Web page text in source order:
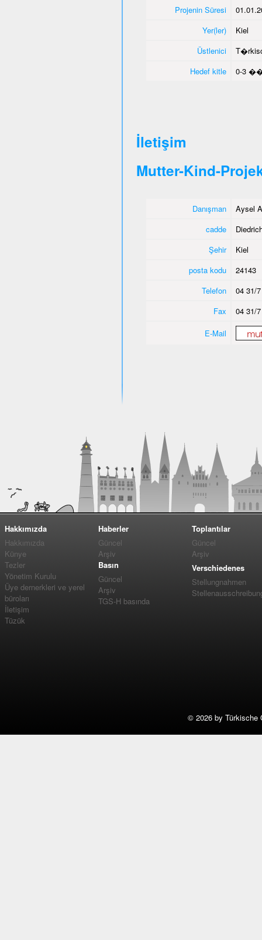
Projenin Süresi
Yer(ler)
Kiel
Üstlenici
Hedef kitle
0-3 ��
İletişim
Mutter-Kind-
Danışman
Aysel
cadde
Şehir
Kiel
posta kodu
24143
Telefon
04 31/
Fax
04 31/
E-Mail
Hakkımızda
Hakkımızda
Künye
Tezler
Yönetim Kurulu
Üye dernerkleri ve yerel
büroları
İletişim
Tüzük
Haberler
Güncel
Arşiv
Basın
Güncel
Arşiv
TGS-H basında
Toplantılar
Güncel
Arşiv
Verschiedenes
Stellungnahmen
© 2026 by Türkische